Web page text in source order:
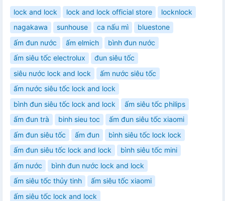
lock and lock lock and lock official store
locknlock
nagakawa
sunhouse ca nấu mì
bluestone
ấm đun nước
ấm elmich
bình đun nước
ấm siêu tốc electrolux
đun siêu tốc
siêu nước lock and lock
ấm nước siêu tốc
ấm nước siêu tốc lock and lock
bình đun siêu tốc lock and lock
ấm siêu tốc philips
ấm đun trà
binh sieu toc
ấm đun siêu tốc xiaomi
ấm đun siêu tốc
ấm đun
bình siêu tốc lock lock
ấm đun siêu tốc lock and lock
bình siêu tốc mini
ấm nước
bình đun nước lock and lock
ấm siêu tốc thủy tinh
ấm siêu tốc xiaomi
ấm siêu tốc lock and lock